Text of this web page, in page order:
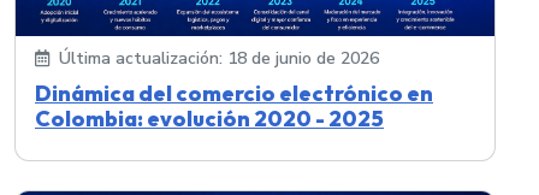
Última actualización: 18 de junio de 2026
Dinámica del comercio electrónico en
Colombia: evolución 2020 - 2025